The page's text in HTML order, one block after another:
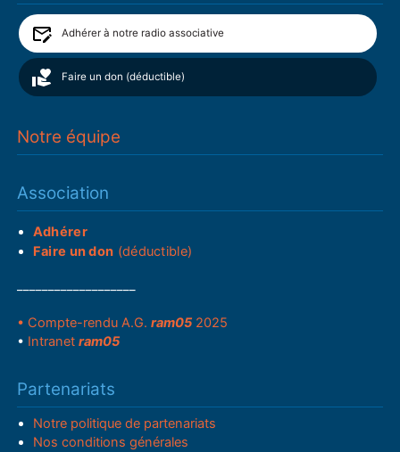
Adhérer à notre radio associative
Faire un don (déductible)
Notre équipe
Association
Adhérer
Faire un don (déductible)
• Compte-rendu A.G.ram05 2025
• Intranetram05
Partenariats
Notre politique de partenariats
Nos conditions générales